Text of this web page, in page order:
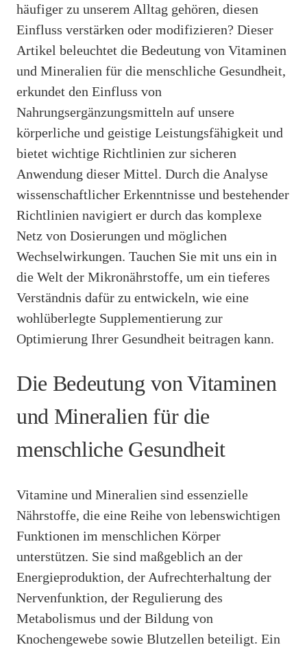
häufiger zu unserem Alltag gehören, diesen
Einfluss verstärken oder modifizieren? Dieser
Artikel beleuchtet die Bedeutung von Vitaminen
und Mineralien für die menschliche Gesundheit,
erkundet den Einfluss von
Nahrungsergänzungsmitteln auf unsere
körperliche und geistige Leistungsfähigkeit und
bietet wichtige Richtlinien zur sicheren
Anwendung dieser Mittel. Durch die Analyse
wissenschaftlicher Erkenntnisse und bestehender
Richtlinien navigiert er durch das komplexe
Netz von Dosierungen und möglichen
Wechselwirkungen. Tauchen Sie mit uns ein in
die Welt der Mikronährstoffe, um ein tieferes
Verständnis dafür zu entwickeln, wie eine
wohlüberlegte Supplementierung zur
Optimierung Ihrer Gesundheit beitragen kann.
Die Bedeutung von Vitaminen
und Mineralien für die
menschliche Gesundheit
Vitamine und Mineralien sind essenzielle
Nährstoffe, die eine Reihe von lebenswichtigen
Funktionen im menschlichen Körper
unterstützen. Sie sind maßgeblich an der
Energieproduktion, der Aufrechterhaltung der
Nervenfunktion, der Regulierung des
Metabolismus und der Bildung von
Knochengewebe sowie Blutzellen beteiligt. Ein